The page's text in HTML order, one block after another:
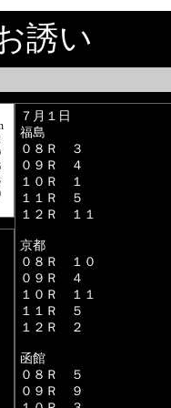
誘い
７月１日
福島
０８Ｒ ３
０９Ｒ ４
１０Ｒ １
１１Ｒ ５
１２Ｒ １１
京都
０８Ｒ １０
０９Ｒ ４
１０Ｒ １１
１１Ｒ ５
１２Ｒ ２
函館
０８Ｒ ５
０９Ｒ ９